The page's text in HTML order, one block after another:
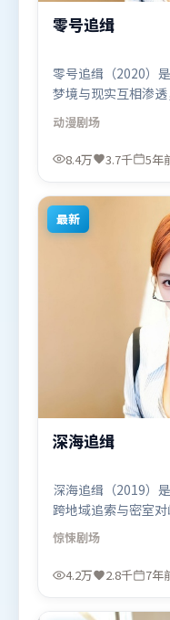
零号追缉
零号追缉（2020）
梦境与现实互相渗
回味空间。摄影与美
强沉浸感。由雷德
哈迪、赵丽颖，廖
区首映上线，适合
动漫剧场
8.4万 3.7千 5年
最新
深海追缉
深海追缉（2019）
跨地域追索与密室
力持续上扬。人物
都推动信息增量。
廖凡、梁朝伟，汤
悚题材的观众观看。
惊悚剧场
4.2万 2.8千 7年